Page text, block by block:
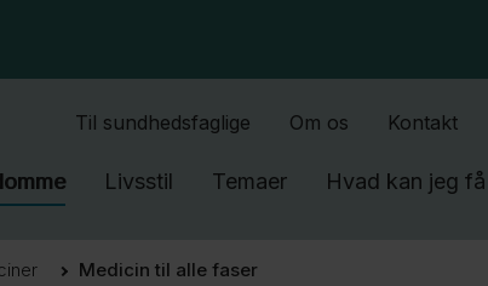
Til sundhedsfaglige Om os Kontakt
Livsstil Temaer Hvad kan jeg
Medicin til alle faser